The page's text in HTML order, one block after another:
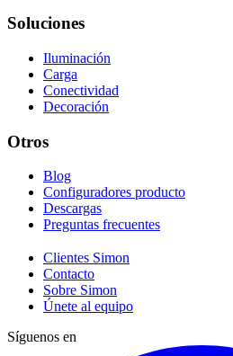
Soluciones
Iluminación
Carga
Conectividad
Decoración
Otros
Blog
Configuradores producto
Descargas
Preguntas frecuentes
Clientes Simon
Contacto
Sobre Simon
Únete al equipo
Síguenos en